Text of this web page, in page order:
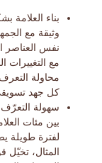
بناء العلامة
وثيقة مع
نفس العناصر
مع
محاولة
كل جهد
سهولة التعرّف
بين مئات
لفترة طويلة
المثال، تخيّل